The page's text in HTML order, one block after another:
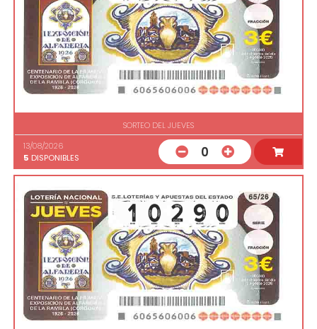
SORTEO DEL JUEVES
13/08/2026
5 DISPONIBLES 0